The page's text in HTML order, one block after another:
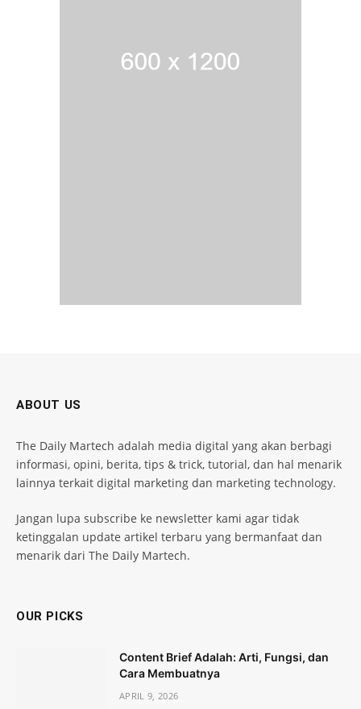
ABOUT US
The Daily Martech adalah media digital yang akan berbagi
informasi, opini, berita, tips & trick, tutorial, dan hal menarik
lainnya terkait digital marketing dan marketing technology.
Jangan lupa subscribe ke newsletter kami agar tidak
ketinggalan update artikel terbaru yang bermanfaat dan
menarik dari The Daily Martech.
OUR PICKS
Content Brief Adalah: Arti, Fungsi, dan
Cara Membuatnya
APRIL 9, 2026